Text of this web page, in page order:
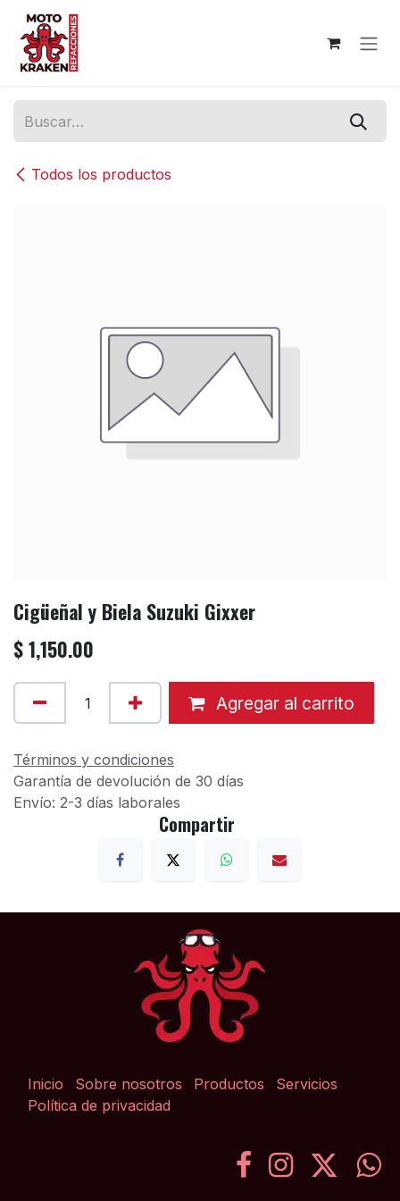
Ir al contenido
Todos los productos
Cigüeñal y Biela Suzuki Gixxer
$1,150.00
Agregar al carrito
Términos y condiciones
Garantía de devolución de 30 días
Envío: 2-3 días laborales
Compartir
Inicio Sobre nosotros Productos
Servicios
Política de privacidad